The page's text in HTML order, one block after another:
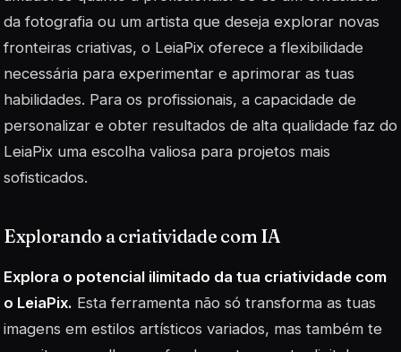
da fotografia ou um artista que deseja explorar novas
fronteiras criativas, o LeiaPix oferece a flexibilidade
necessária para experimentar e aprimorar as tuas
habilidades. Para os profissionais, a capacidade de
personalizar e obter resultados de alta qualidade faz do
LeiaPix uma escolha valiosa para projetos mais
sofisticados.
Explorando a criatividade com IA
Explora o potencial ilimitado da tua criatividade com
o LeiaPix. Esta ferramenta não só transforma as tuas
imagens em estilos artísticos variados, mas também te